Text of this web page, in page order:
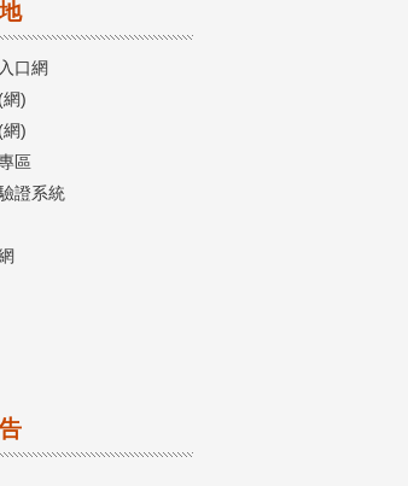
口網
)
)
區
證系統